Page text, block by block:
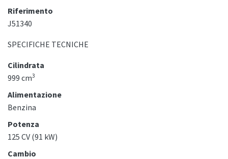
Riferimento
J51340
SPECIFICHE TECNICHE
Cilindrata
999 cm3
Alimentazione
Benzina
Potenza
125 CV (91 kW)
Cambio